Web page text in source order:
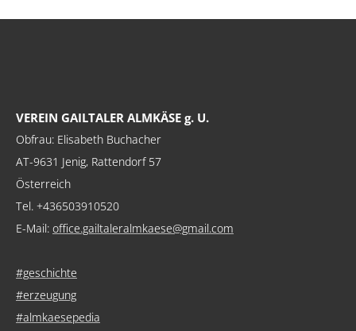
VEREIN GAILTALER ALMKÄSE g. U.
Obfrau: Elisabeth Buchacher
AT-9631 Jenig, Rattendorf 57
Österreich
Tel. +436503910520
E-Mail: office.gailtaleralmkaese@gmail.com
#geschichte
#erzeugung
#almkaesepedia